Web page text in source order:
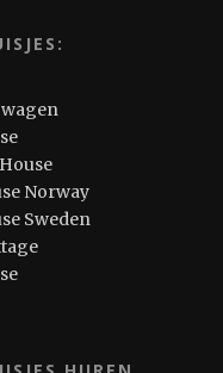
Norway
Sweden